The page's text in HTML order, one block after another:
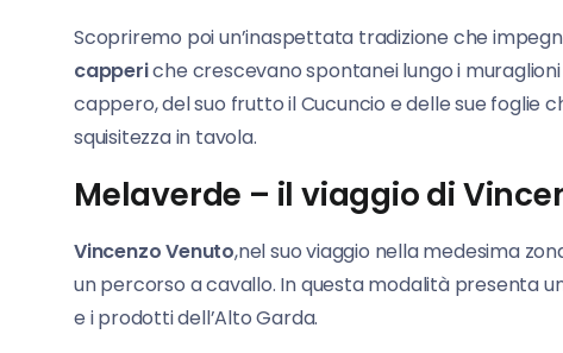
Scopriremo poi un’inaspettata tradizione che
capperiche crescevano spontanei lungo i
cappero, del suo frutto il Cucuncio e delle sue foglie
squisitezza in tavola.
Melaverde – il viaggio di
Vincenzo Venuto,nel suo viaggio nella medesima
un percorso a cavallo. In questa modalità presenta
e i prodotti dell’Alto Garda.